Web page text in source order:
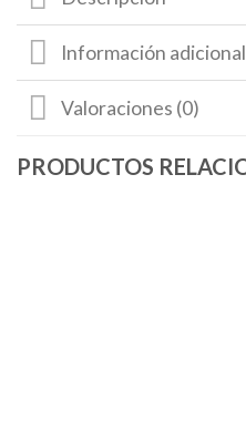
Información adicional
Valoraciones (0)